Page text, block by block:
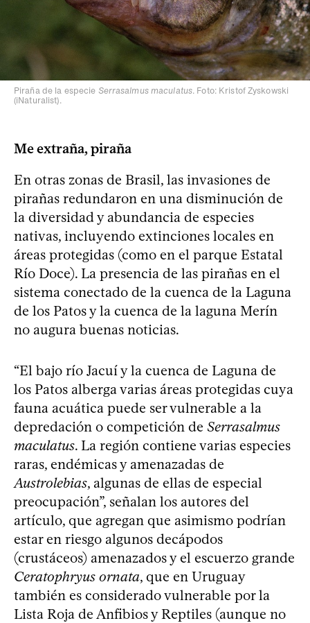
Piraña de la especie Serrasalmus maculatus. Foto: Kristof Zyskowski
(iNaturalist).
Me extraña, piraña
En otras zonas de Brasil, las invasiones de
pirañas redundaron en una disminución de
la diversidad y abundancia de especies
nativas, incluyendo extinciones locales en
áreas protegidas (como en el parque Estatal
Río Doce). La presencia de las pirañas en el
sistema conectado de la cuenca de la Laguna
de los Patos y la cuenca de la laguna Merín
no augura buenas noticias.
“El bajo río Jacuí y la cuenca de Laguna de
los Patos alberga varias áreas protegidas cuya
fauna acuática puede ser vulnerable a la
depredación o competición de Serrasalmus
maculatus. La región contiene varias especies
raras, endémicas y amenazadas de
Austrolebias, algunas de ellas de especial
preocupación”, señalan los autores del
artículo, que agregan que asimismo podrían
estar en riesgo algunos decápodos
(crustáceos) amenazados y el escuerzo grande
Ceratophryus ornata, que en Uruguay
también es considerado vulnerable por la
Lista Roja de Anfibios y Reptiles (aunque no